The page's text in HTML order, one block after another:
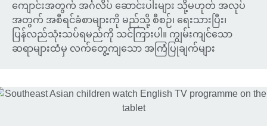
ကျောင်းအတွက် အင်္ဂလိပ် ဆောင်းပါးများ သို့မဟုတ် အလုပ်
အတွက် အစီရင်ခံစာများကို မည်သို့ စီစဉ်၊ ရေးသားပြီး၊
ပြန်လည်သုံးသပ်ရမည်ကို သင်ကြားပါ။ ကျွမ်းကျင်သော
ဆရာများထံမှ လက်တွေ့ကျသော အကြံပြုချက်များ